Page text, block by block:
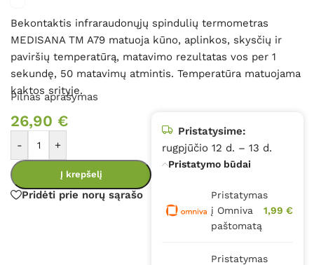
Bekontaktis infraraudonųjų spindulių termometras
MEDISANA TM A79 matuoja kūno, aplinkos, skysčių ir
paviršių temperatūrą, matavimo rezultatas vos per 1
sekundę, 50 matavimų atmintis. Temperatūra matuojama
kaktos srityje.
Pilnas aprašymas
26,90 €
- +
Į krepšelį
Pridėti prie norų sąrašo
Pristatysime:
rugpjūčio 12 d. – 13 d.
Pristatymo būdai
Pristatymas
į Omniva
paštomatą
1,99 €
Pristatymas